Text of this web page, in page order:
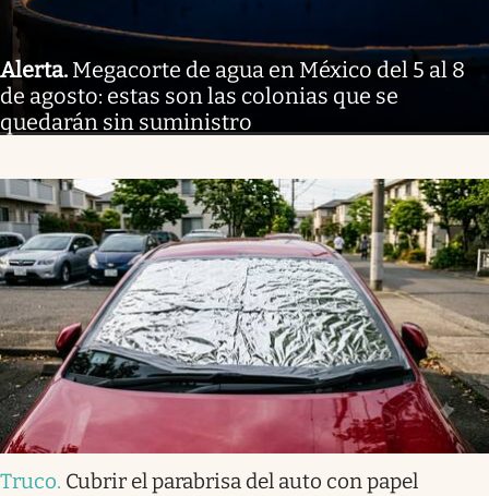
Alerta. Megacorte de agua en México del 5 al 8
de agosto: estas son las colonias que se
quedarán sin suministro
Truco. Cubrir el parabrisa del auto con papel